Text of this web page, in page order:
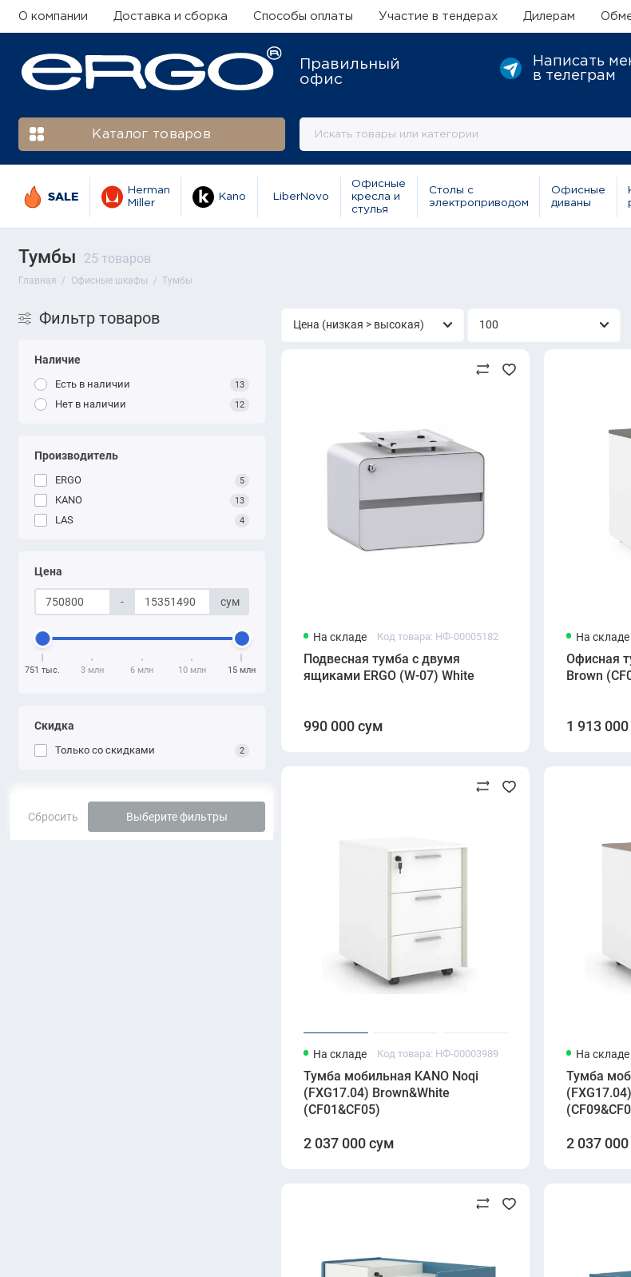
О компании Доставка и сборка Способы оплаты Участие в тендерах Дилерам
Правильный
офис
Написать
в телеграм
Каталог товаров
SALE
Herman
Miller
Kano LiberNovo
Офисные
кресла и
стулья
Столы с
электроприводом
Офисные
диваны
Тумбы 25 товаров
Главная Офисные шкафы Тумбы
Фильтр товаров
Наличие
Есть в наличии 13
Нет в наличии 12
Производитель
ERGO 5
KANO 13
LAS 4
Цена
- сум
751 тыс. 3 млн 6 млн 10 млн 15 млн
Скидка
Только со cкидками 2
Сбросить Выберите фильтры
На складе Код товара: НФ-00005182
Подвесная тумба с двумя
ящиками ERGO (W-07) White
990 000 сум
На складе
Офисная
Brown
1 913
На складе Код товара: НФ-00003989
Тумба мобильная KANO Noqi
(FXG17.04) Brown&White
(CF01&CF05)
2 037 000 сум
На складе
Тумба
2 037